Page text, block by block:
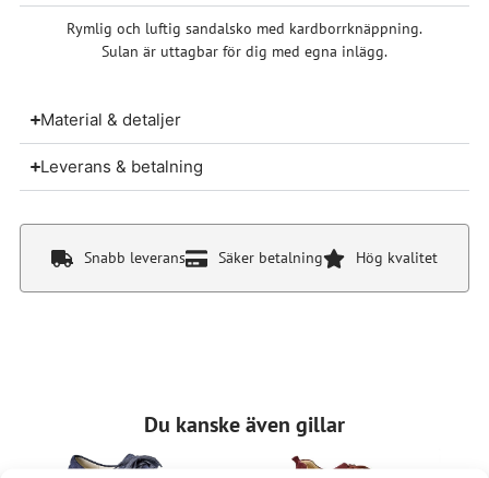
Rymlig och luftig sandalsko med kardborrknäppning.
Sulan är uttagbar för dig med egna inlägg.
Material & detaljer
Leverans & betalning
Snabb leverans Säker betalning Hög kvalitet
Du kanske även gillar